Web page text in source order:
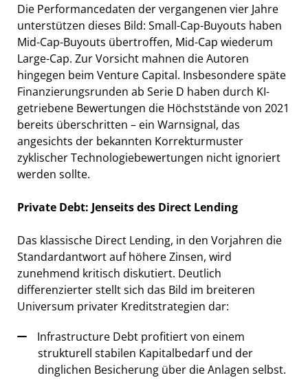
Die Performancedaten der vergangenen vier Jahre
unterstützen dieses Bild: Small-Cap-Buyouts haben
Mid-Cap-Buyouts übertroffen, Mid-Cap wiederum
Large-Cap. Zur Vorsicht mahnen die Autoren
hingegen beim Venture Capital. Insbesondere späte
Finanzierungsrunden ab Serie D haben durch KI-
getriebene Bewertungen die Höchststände von 2021
bereits überschritten – ein Warnsignal, das
angesichts der bekannten Korrekturmuster
zyklischer Technologiebewertungen nicht ignoriert
werden sollte.
Private Debt: Jenseits des Direct Lending
Das klassische Direct Lending, in den Vorjahren die
Standardantwort auf höhere Zinsen, wird
zunehmend kritisch diskutiert. Deutlich
differenzierter stellt sich das Bild im breiteren
Universum privater Kreditstrategien dar:
Infrastructure Debt profitiert von einem
strukturell stabilen Kapitalbedarf und der
dinglichen Besicherung über die Anlagen selbst.